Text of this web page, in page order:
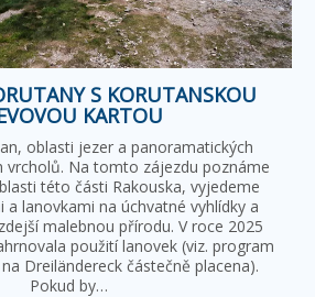
S KORUTANSKOU
KARTOU
oblasti jezer a panoramatických
vrcholů. Na tomto zájezdu poznáme
této části Rakouska, vyjedeme
a lanovkami na úchvatné vyhlídky a
malebnou přírodu. V roce 2025
použití lanovek (viz. program
Dreiländereck částečně placena).
Pokud by…